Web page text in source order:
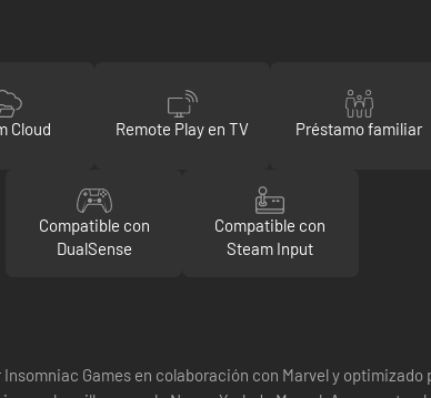
Cloud Remote Play en TV Préstamo familiar
Compatible con
DualSense
Compatible con
Steam Input
Games en colaboración con Marvel y